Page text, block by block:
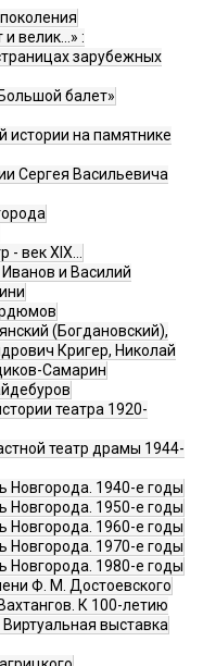
велик…» :
зарубежных
балет»
истории на памятнике
Сергея Васильевича
- век XIX…
и Василий
(Богдановский),
Кригер, Николай
Самарин
театра 1920-
театр драмы 1944-
Новгорода. 1940-е годы
Новгорода. 1950-е годы
Новгорода. 1960-е годы
Новгорода. 1970-е годы
Новгорода. 1980-е годы
Ф. М. Достоевского
К 100-летию
Виртуальная выставка